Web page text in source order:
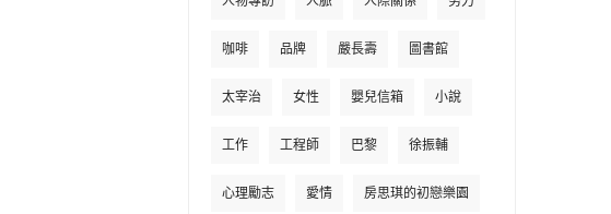
咖啡 品牌 嚴長壽 圖書館
太宰治 女性 嬰兒信箱 小說
工作 工程師 巴黎 徐振輔
心理勵志 愛情 房思琪的初戀樂園